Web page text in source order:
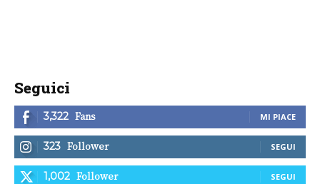
Seguici
3,322 Fans MI PIACE
323 Follower SEGUI
1,002 Follower SEGUI